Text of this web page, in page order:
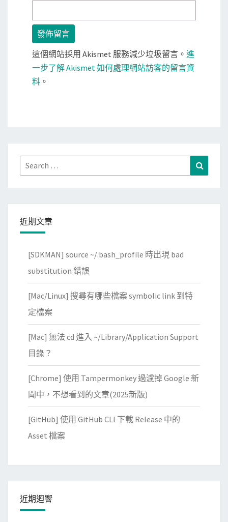
這個網站採用 Akismet 服務減少垃圾留言。 進
一步了解 Akismet 如何處理網站訪客的留言資
料 。
Search
for:
近期文章
[SDKMAN] source ~/.bash_profile 時出現 bad
substitution 錯誤
[Mac/Linux] 搜尋有哪些檔案 symbolic link 到特
定檔案
[Mac] 無法 cd 進入 ~/Library/Application Support
目錄？
[Chrome] 使用 Tampermonkey 過濾掉 Google 新
聞中，不想看到的文章(2025新版)
[GitHub] 使用 GitHub CLI 下載 Release 中的
Asset 檔案
近期迴響